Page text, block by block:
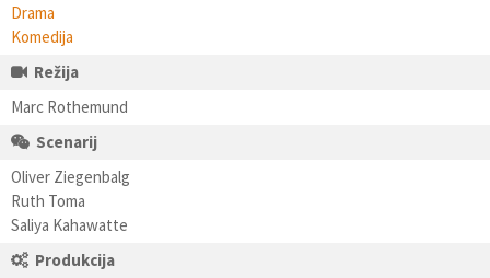
Drama
Komedija
Režija
Marc Rothemund
Scenarij
Oliver Ziegenbalg
Ruth Toma
Saliya Kahawatte
Produkcija